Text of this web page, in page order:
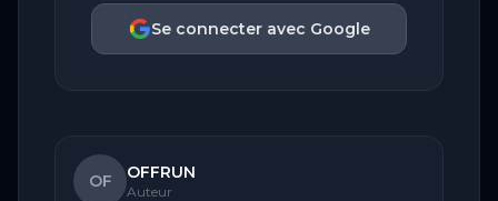
Se connecter avec Google
OF OFFRUN
Auteur